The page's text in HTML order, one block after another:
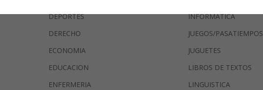
DEPORTES
DERECHO
ECONOMIA
EDUCACION
ENFERMERIA
INFORMATICA
JUEGOS/PASATIEMPOS
JUGUETES
LIBROS DE TEXTOS
LINGUISTICA